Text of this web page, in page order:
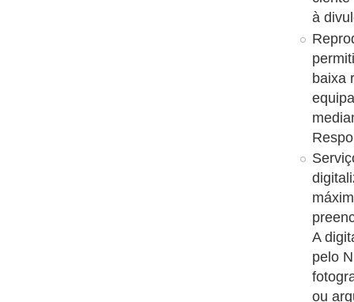
à
baixa
A
pelo
ou